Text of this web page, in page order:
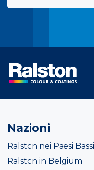
Nazioni
Ralston nei Paesi Bassi
Ralston in Belgium